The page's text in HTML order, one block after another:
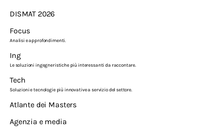
DISMAT 2026
Focus
Analisi e approfondimenti.
Ing
Le soluzioni ingegneristiche più interessanti da raccontare.
Tech
Soluzioni e tecnologie più innovative a servizio del settore.
Atlante dei Masters
Agenzia e media